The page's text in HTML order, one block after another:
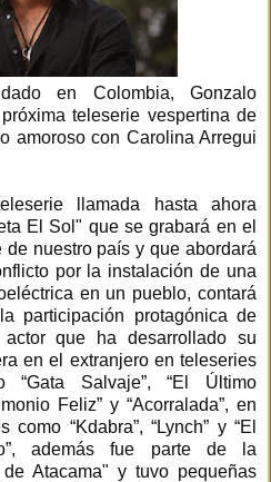
en Colombia, Gonzalo
teleserie vespertina de
amoroso con Carolina Arregui
llamada hasta ahora
El Sol" que se grabará en el
de nuestro país y que abordará
por la instalación de una
en un pueblo, contará
participación protagónica de
actor que ha desarrollado su
en el extranjero en teleseries
“Gata Salvaje”, “El Último
Feliz” y “Acorralada”, en
como “Kdabra”, “Lynch” y “El
además fue parte de la
Atacama" y tuvo pequeñas